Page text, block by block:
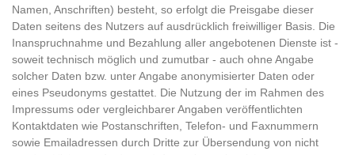
Namen, Anschriften) besteht, so erfolgt die Preisgabe dieser
Daten seitens des Nutzers auf ausdrücklich freiwilliger Basis. Die
Inanspruchnahme und Bezahlung aller angebotenen Dienste ist -
soweit technisch möglich und zumutbar - auch ohne Angabe
solcher Daten bzw. unter Angabe anonymisierter Daten oder
eines Pseudonyms gestattet. Die Nutzung der im Rahmen des
Impressums oder vergleichbarer Angaben veröffentlichten
Kontaktdaten wie Postanschriften, Telefon- und Faxnummern
sowie Emailadressen durch Dritte zur Übersendung von nicht